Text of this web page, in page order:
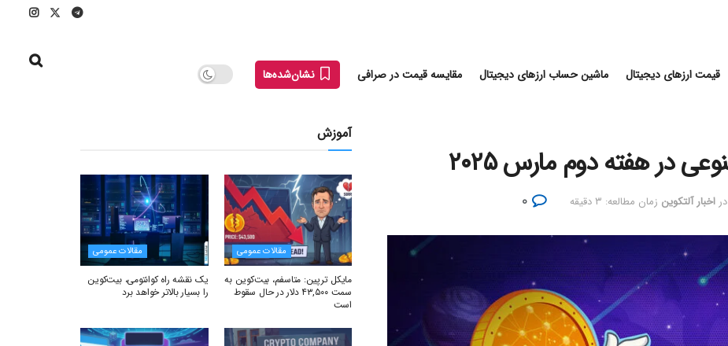
قیمت ارزهای دیجیتال ماشین حساب ارزهای دیجیتال مقایسه قیمت در صرافی نشان‌شده‌ها
در اخبار آلتکوین زمان مطالعه: ۳ دقیقه
آموزش
مقالات عمومی
مایکل ترپین: متاسفم، بیت‌کوین به
سمت ۴۳,۵۰۰ دلار در حال سقوط
است
مقالات عمومی
یک نقشه راه کوانتومی، بیت‌کوین
را بسیار بالاتر خواهد برد